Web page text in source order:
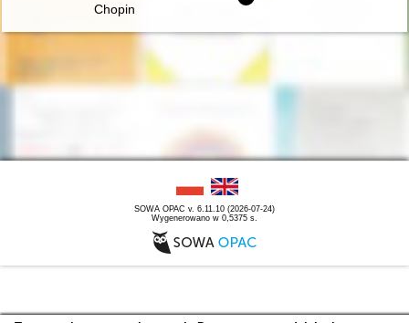
Chopin
SOWA OPAC v. 6.11.10 (2026-07-24)
Wygenerowano w 0,5375 s.